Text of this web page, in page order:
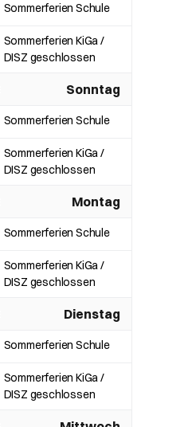
Sommerferien Schule
Sommerferien KiGa /
DISZ geschlossen
Sonntag
Sommerferien Schule
Sommerferien KiGa /
DISZ geschlossen
Montag
Sommerferien Schule
Sommerferien KiGa /
DISZ geschlossen
Dienstag
Sommerferien Schule
Sommerferien KiGa /
DISZ geschlossen